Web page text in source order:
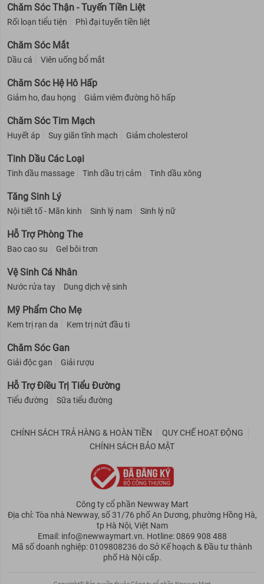
Chăm Sóc Thận - Tuyến Tiền Liệt
Rối loạn tiểu tiện Phì đại tuyến tiền liệt
Chăm Sóc Mắt
Dầu cá Viên uống bổ mắt
Chăm Sóc Hệ Hô Hấp
Giảm ho, đau họng Giảm viêm đường hô hấp
Chăm Sóc Tim Mạch
Huyết áp Suy giãn tĩnh mạch Giảm cholesterol
Tinh Dầu Các Loại
Tinh dầu massage Tinh dầu trị cảm Tinh dầu xông
Tăng Sinh Lý
Nội tiết tố - Mãn kinh Sinh lý nam Sinh lý nữ
Hỗ Trợ Phòng The
Bao cao su Gel bôi trơn
Vệ Sinh Cá Nhân
Nước rửa tay Dung dịch vệ sinh
Mỹ Phẩm Cho Mẹ
Kem trị rạn da Kem trị nứt đầu ti
Chăm Sóc Gan
Giải độc gan Giải rượu
Hỗ Trợ Điều Trị Tiểu Đường
Tiểu đường Sữa tiểu đường
CHÍNH SÁCH TRẢ HÀNG & HOÀN TIỀN
QUY CHẾ HOẠT ĐỘNG
CHÍNH SÁCH BẢO MẬT
Công ty cổ phần Newway Mart
Địa chỉ: Tòa nhà Newway, số 31/76 phố An Dương, phường Hồng Hà,
tp Hà Nội, Việt Nam
Email: info@newwaymart.vn. Hotline: 0869 908 488
Mã số doanh nghiệp: 0109808236 do Sở Kế hoạch & Đầu tư thành
phố Hà Nội cấp.